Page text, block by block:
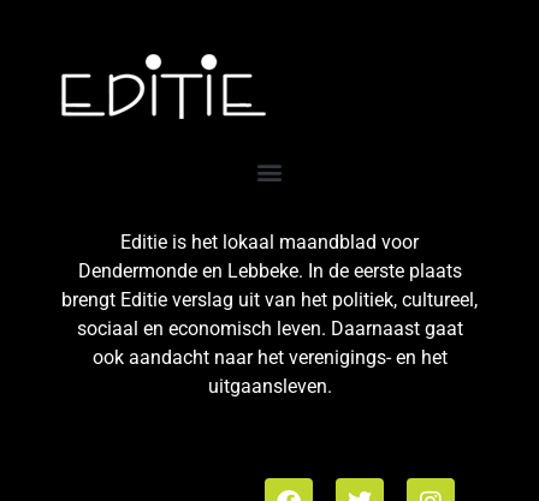
Editie is het lokaal maandblad voor
Dendermonde en Lebbeke. In de eerste plaats
brengt Editie verslag uit van het politiek, cultureel,
sociaal en economisch leven. Daarnaast gaat
ook aandacht naar het verenigings- en het
uitgaansleven.